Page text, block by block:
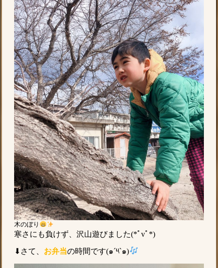
木のぼり
寒さにも負けず、沢山遊びました(*ﾟvﾟ*)
⬇さて、 お弁当の時間です(๑´༥`๑)